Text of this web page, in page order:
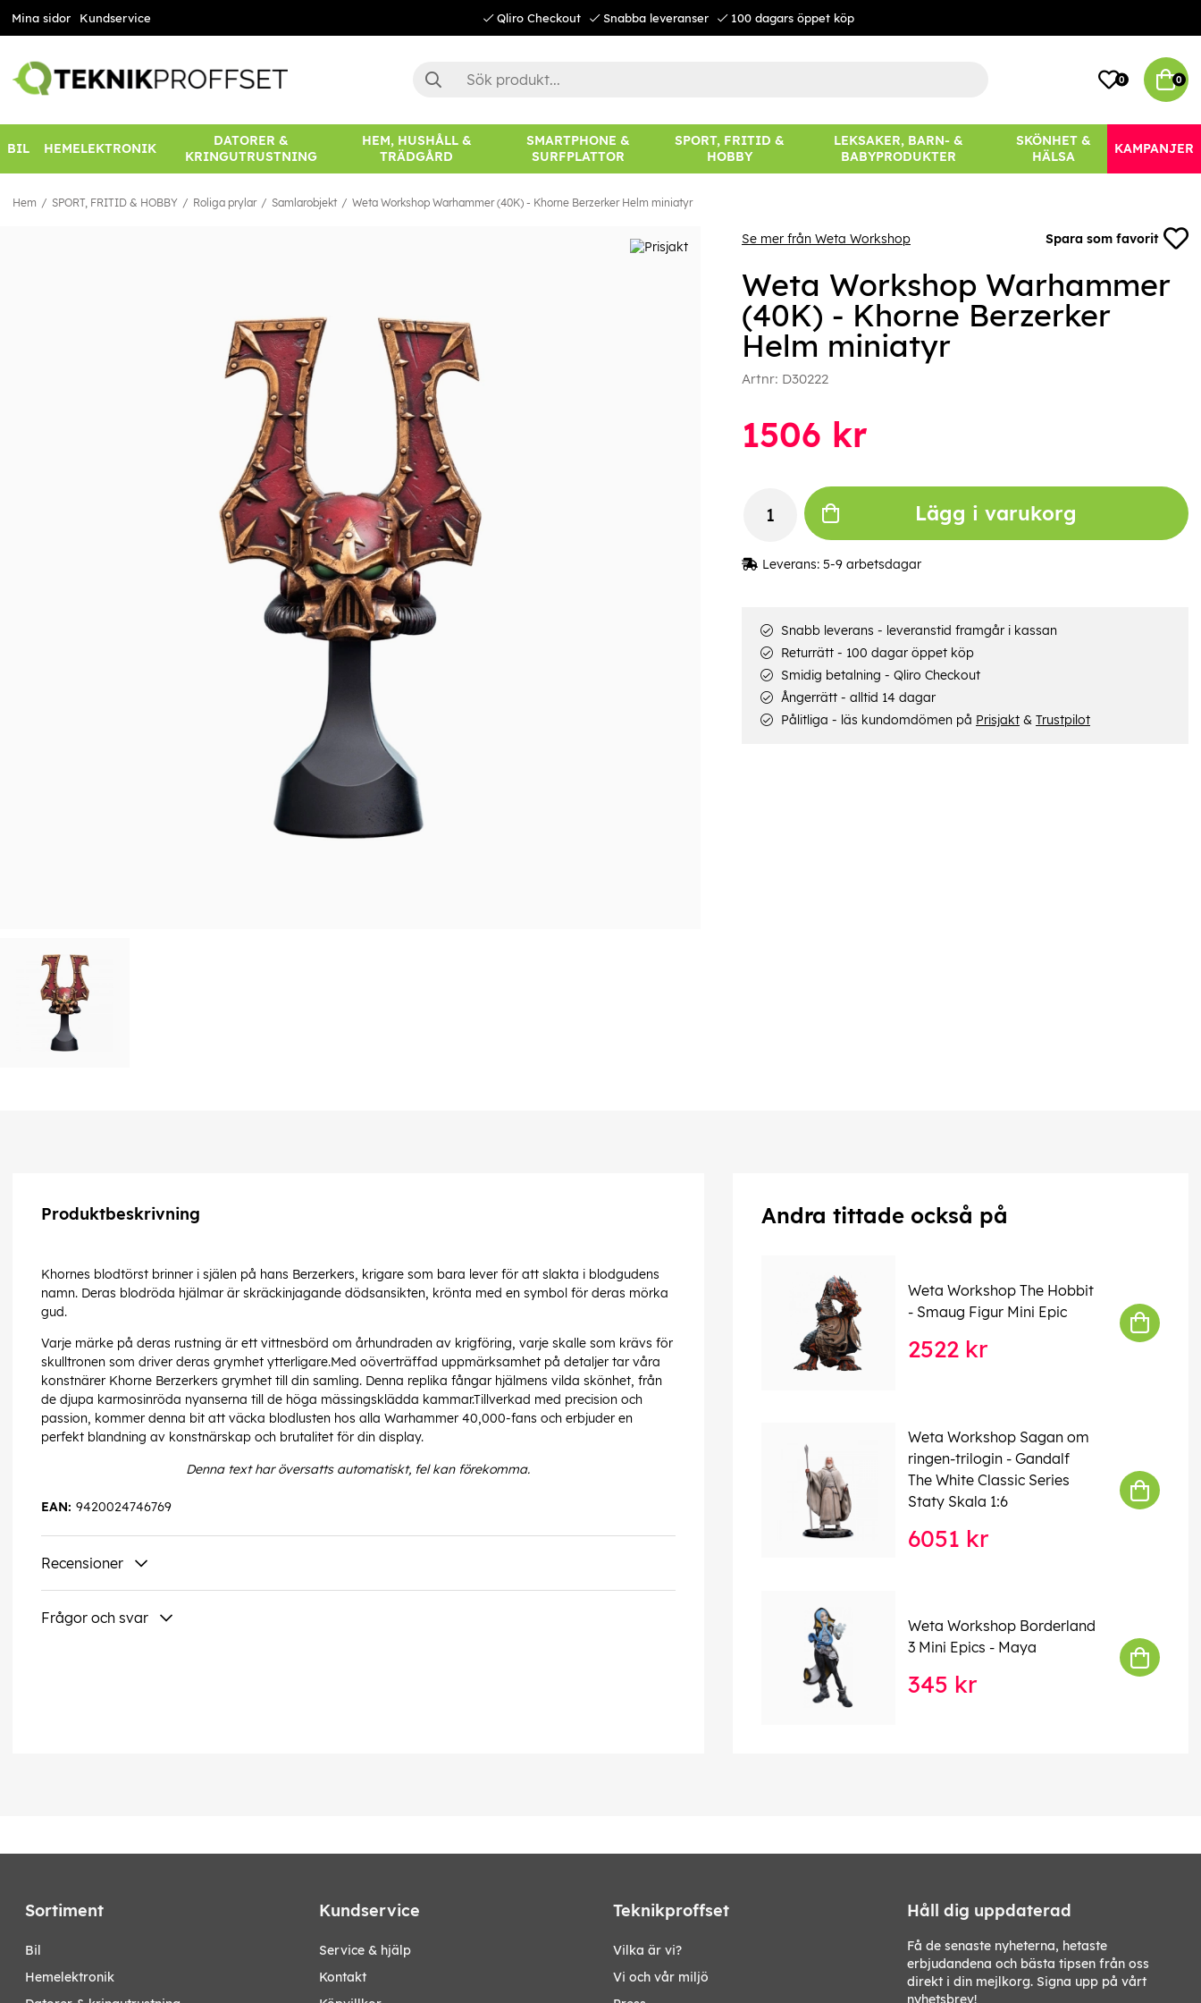
Mina sidor Kundservice Qliro Checkout Snabba leveranser 100 dagars öppet köp
0 0
BIL HEMELEKTRONIK
DATORER &
KRINGUTRUSTNING
HEM, HUSHÅLL &
TRÄDGÅRD
SMARTPHONE &
SURFPLATTOR
SPORT, FRITID &
HOBBY
LEKSAKER, BARN- &
BABYPRODUKTER
SKÖNHET &
HÄLSA
KAMPANJER
Hem SPORT, FRITID & HOBBY Roliga prylar Samlarobjekt Weta Workshop Warhammer (40K) - Khorne Berzerker Helm miniatyr
Se mer från Weta Workshop Spara som favorit
Weta Workshop Warhammer
(40K) - Khorne Berzerker
Helm miniatyr
Artnr: D30222
1506 kr
Lägg i varukorg
Leverans: 5-9 arbetsdagar
Snabb leverans - leveranstid framgår i kassan
Returrätt - 100 dagar öppet köp
Smidig betalning - Qliro Checkout
Ångerrätt - alltid 14 dagar
Pålitliga - läs kundomdömen på Prisjakt& Trustpilot
Produktbeskrivning
Khornes blodtörst brinner i själen på hans Berzerkers, krigare som bara lever för att slakta i blodgudens
namn. Deras blodröda hjälmar är skräckinjagande dödsansikten, krönta med en symbol för deras mörka
gud.
Varje märke på deras rustning är ett vittnesbörd om århundraden av krigföring, varje skalle som krävs för
skulltronen som driver deras grymhet ytterligare.Med oöverträffad uppmärksamhet på detaljer tar våra
konstnärer Khorne Berzerkers grymhet till din samling. Denna replika fångar hjälmens vilda skönhet, från
de djupa karmosinröda nyanserna till de höga mässingsklädda kammar.Tillverkad med precision och
passion, kommer denna bit att väcka blodlusten hos alla Warhammer 40,000-fans och erbjuder en
perfekt blandning av konstnärskap och brutalitet för din display.
Denna text har översatts automatiskt, fel kan förekomma.
9420024746769
EAN:
Recensioner
Frågor och svar
Andra tittade också på
Weta Workshop The Hobbit
- Smaug Figur Mini Epic
2522 kr
Weta Workshop Sagan om
ringen-trilogin - Gandalf
The White Classic Series
Staty Skala 1:6
6051 kr
Weta Workshop Borderland
3 Mini Epics - Maya
345 kr
Sortiment
bil
hemelektronik
Kundservice
Service & hjälp
Kontakt
Teknikproffset
Vilka är vi?
Vi och vår miljö
Håll dig uppdaterad
Få de senaste nyheterna, hetaste
erbjudandena och bästa tipsen från oss
direkt i din mejlkorg. Signa upp på vårt
nyhetsbrev!